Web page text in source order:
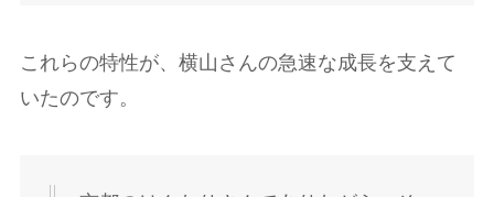
これらの特性が、横山さんの急速な成長を支えて
いたのです。